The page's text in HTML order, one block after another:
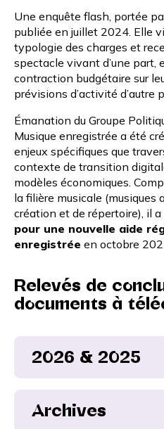
Une enquête flash , portée
publiée en juillet 2024. Elle
typologie des charges et
spectacle vivant d’une part,
contraction budgétaire sur
prévisions d’activité d’autre
Émanation du Groupe
Musique enregistrée a été
enjeux spécifiques que
contexte de transition
modèles économiques.
la filière musicale (musiques
création et de répertoire), il a
pour une nouvelle aide
enregistrée en octobre
Relevés de
documents à
2026 & 2025
Archives